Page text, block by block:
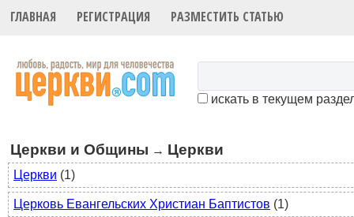
ГЛАВНАЯ РЕГИСТРАЦИЯ РАЗМЕСТИТЬ СТАТЬЮ
искать в текущем
Церкви и Общины → Церкви
Церкви (1)
Церковь Евангельских Христиан Баптистов (1)